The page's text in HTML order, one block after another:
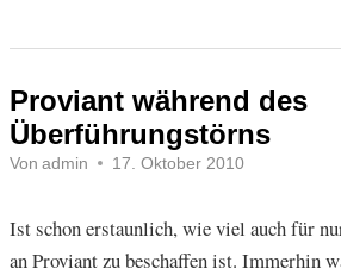
Proviant während des
Überführungstörns
Von admin 17. Oktober 2010
Ist schon erstaunlich, wie viel auch für
an Proviant zu beschaffen ist. Immerhin